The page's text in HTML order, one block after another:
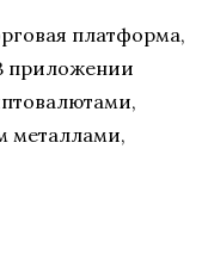
платформа,
приложении
металлами,